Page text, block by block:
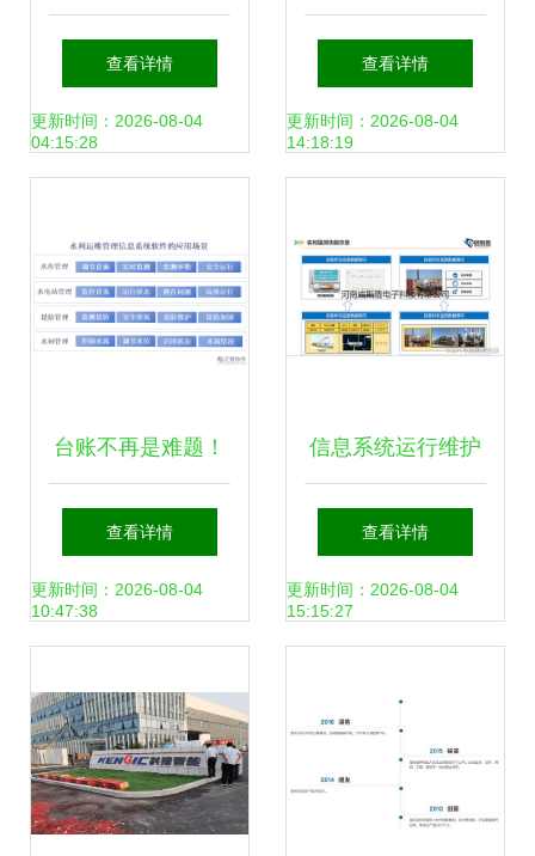
市场现状与望海康
信“精益运营”信息
深度解析（2026年
5月版）
查看详情
更新时间：2026-08-04
04:15:28
护管理制度
查看详情
更新时间：2026-08-04
14:18:19
台账不再是难题！
维修、资产、任
务，水利运维管理
查看详情
更新时间：2026-08-04
10:47:38
信息系统运行维护
服务中设备在线状
态监测的实现方法
查看详情
更新时间：2026-08-04
15:15:27